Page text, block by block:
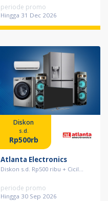
periode promo
Hingga 31 Dec 2026
Diskon
s.d.
Rp500rb
Atlanta Electronics
Diskon s.d. Rp500 ribu + Cicil...
periode promo
Hingga 30 Sep 2026